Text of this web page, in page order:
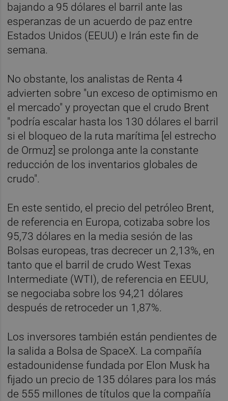
bajando a 95 dólares el barril ante las
esperanzas de un acuerdo de paz entre
Estados Unidos (EEUU) e Irán este fin de
semana.
No obstante, los analistas de Renta 4
advierten sobre "un exceso de optimismo en
el mercado" y proyectan que el crudo Brent
"podría escalar hasta los 130 dólares el barril
si el bloqueo de la ruta marítima [el estrecho
de Ormuz] se prolonga ante la constante
reducción de los inventarios globales de
crudo".
En este sentido, el precio del petróleo Brent,
de referencia en Europa, cotizaba sobre los
95,73 dólares en la media sesión de las
Bolsas europeas, tras decrecer un 2,13%, en
tanto que el barril de crudo West Texas
Intermediate (WTI), de referencia en EEUU,
se negociaba sobre los 94,21 dólares
después de retroceder un 1,87%.
Los inversores también están pendientes de
la salida a Bolsa de SpaceX. La compañía
estadounidense fundada por Elon Musk ha
fijado un precio de 135 dólares para los más
de 555 millones de títulos que la compañía